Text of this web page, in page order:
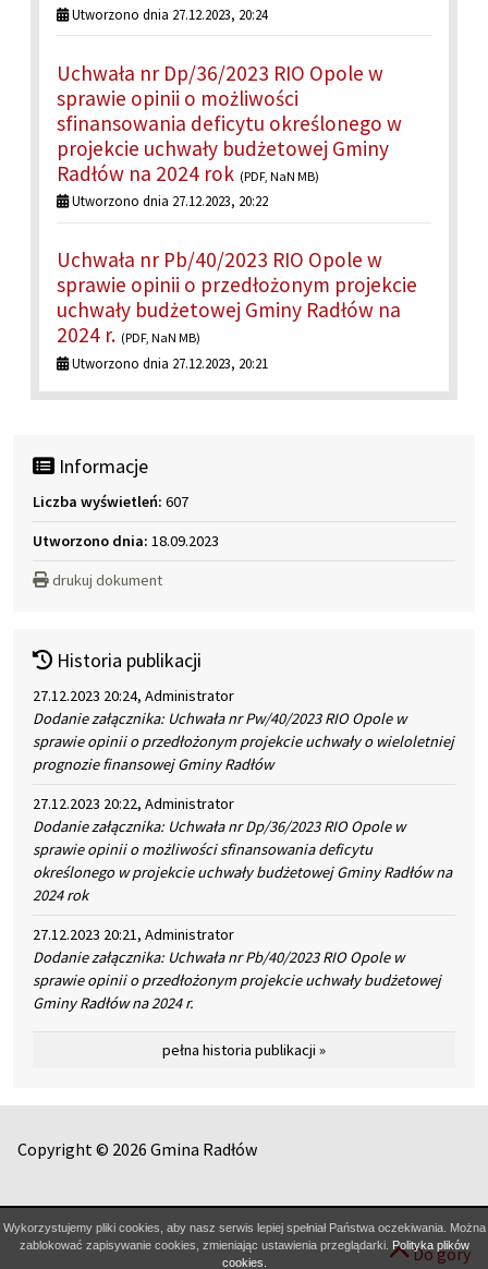
Utworzono dnia 27.12.2023, 20:24
Uchwała nr Dp/36/2023 RIO Opole w
sprawie opinii o możliwości
sfinansowania deficytu określonego w
projekcie uchwały budżetowej Gminy
Radłów na 2024 rok (PDF, NaN MB)
Utworzono dnia 27.12.2023, 20:22
Uchwała nr Pb/40/2023 RIO Opole w
sprawie opinii o przedłożonym projekcie
uchwały budżetowej Gminy Radłów na
2024 r. (PDF, NaN MB)
Utworzono dnia 27.12.2023, 20:21
Informacje
Liczba wyświetleń: 607
Utworzono dnia: 18.09.2023
drukuj dokument
Historia publikacji
27.12.2023 20:24, Administrator
Dodanie załącznika: Uchwała nr Pw/40/2023 RIO Opole w
sprawie opinii o przedłożonym projekcie uchwały o wieloletniej
prognozie finansowej Gminy Radłów
27.12.2023 20:22, Administrator
Dodanie załącznika: Uchwała nr Dp/36/2023 RIO Opole w
sprawie opinii o możliwości sfinansowania deficytu
określonego w projekcie uchwały budżetowej Gminy Radłów na
2024 rok
27.12.2023 20:21, Administrator
Dodanie załącznika: Uchwała nr Pb/40/2023 RIO Opole w
sprawie opinii o przedłożonym projekcie uchwały budżetowej
Gminy Radłów na 2024 r.
pełna historia publikacji »
Copyright © 2026 Gmina Radłów
Do góry
Wykorzystujemy pliki cookies, aby nasz serwis lepiej spełniał Państwa oczekiwania. Można
zablokować zapisywanie cookies, zmieniając ustawienia przeglądarki. Polityka plików
cookies.